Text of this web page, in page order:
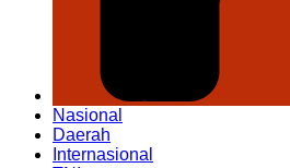
Nasional
Daerah
Internasional